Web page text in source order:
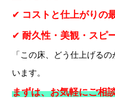
✔ コストと仕上がりの
✔ 耐久性・美観・スピ
「この床、どう仕上げる
います。
まずは、お気軽にご相